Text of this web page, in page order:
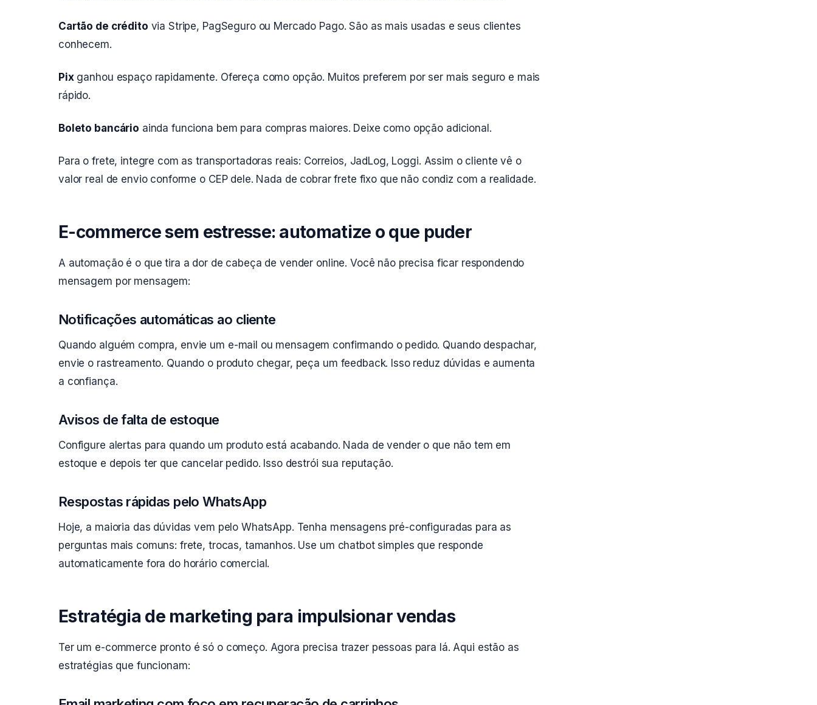
Cartão de crédito via Stripe, PagSeguro ou Mercado Pago. São as mais usadas e seus clientes
conhecem.
Pixganhou espaço rapidamente. Ofereça como opção. Muitos preferem por ser mais seguro e mais
rápido.
Boleto bancário ainda funciona bem para compras maiores. Deixe como opção adicional.
Para o frete, integre com as transportadoras reais: Correios, JadLog, Loggi. Assim o cliente vê o
valor real de envio conforme o CEP dele. Nada de cobrar frete fixo que não condiz com a realidade.
E-commerce sem estresse: automatize o que puder
A automação é o que tira a dor de cabeça de vender online. Você não precisa ficar respondendo
mensagem por mensagem:
Notificações automáticas ao cliente
Quando alguém compra, envie um e-mail ou mensagem confirmando o pedido. Quando despachar,
envie o rastreamento. Quando o produto chegar, peça um feedback. Isso reduz dúvidas e aumenta
a confiança.
Avisos de falta de estoque
Configure alertas para quando um produto está acabando. Nada de vender o que não tem em
estoque e depois ter que cancelar pedido. Isso destrói sua reputação.
Respostas rápidas pelo WhatsApp
Hoje, a maioria das dúvidas vem pelo WhatsApp. Tenha mensagens pré-configuradas para as
perguntas mais comuns: frete, trocas, tamanhos. Use um chatbot simples que responde
automaticamente fora do horário comercial.
Estratégia de marketing para impulsionar vendas
Ter um e-commerce pronto é só o começo. Agora precisa trazer pessoas para lá. Aqui estão as
estratégias que funcionam: